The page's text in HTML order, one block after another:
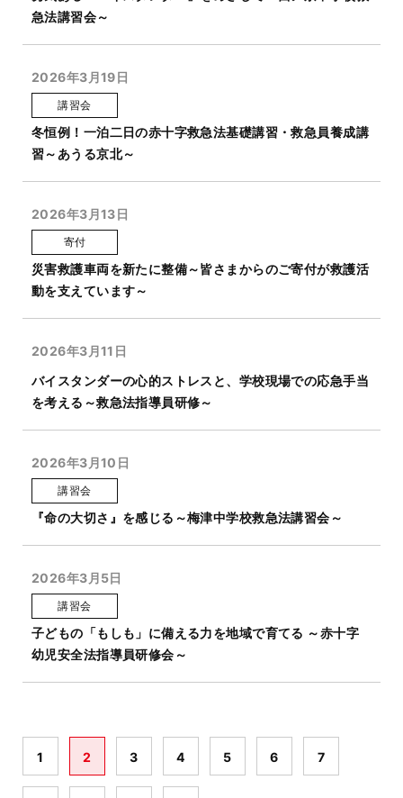
急法講習会～
2026年3月19日
講習会
冬恒例！一泊二日の赤十字救急法基礎講習・救急員養成講
習～あうる京北～
2026年3月13日
寄付
災害救護車両を新たに整備～皆さまからのご寄付が救護活
動を支えています～
2026年3月11日
バイスタンダーの心的ストレスと、学校現場での応急手当
を考える～救急法指導員研修～
2026年3月10日
講習会
『命の大切さ』を感じる～梅津中学校救急法講習会～
2026年3月5日
講習会
子どもの「もしも」に備える力を地域で育てる ～赤十字
幼児安全法指導員研修会～
1 2 3 4 5 6 7